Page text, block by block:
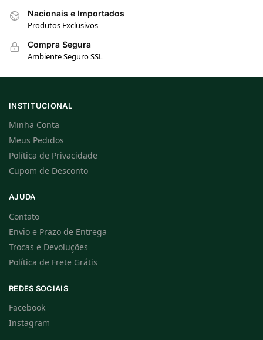
Nacionais e Importados
Produtos Exclusivos
Compra Segura
Ambiente Seguro SSL
INSTITUCIONAL
Minha Conta
Meus Pedidos
Política de Privacidade
Cupom de Desconto
AJUDA
Contato
Envio e Prazo de Entrega
Trocas e Devoluções
Política de Frete Grátis
REDES SOCIAIS
Facebook
Instagram